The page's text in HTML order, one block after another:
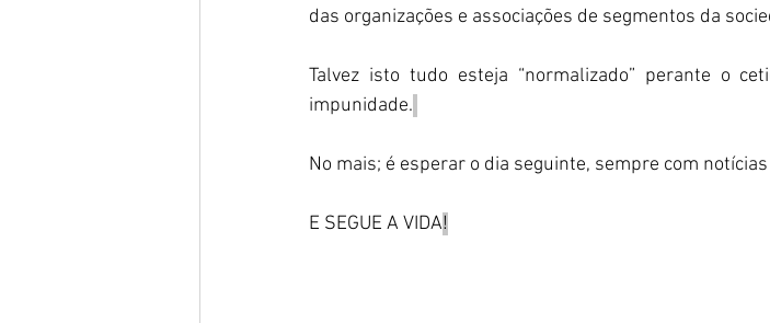
das organizações e associações de segmentos da
Talvez isto tudo esteja “normalizado” perante o
impunidade.
No mais; é esperar o dia seguinte, sempre com
E SEGUE A VIDA!